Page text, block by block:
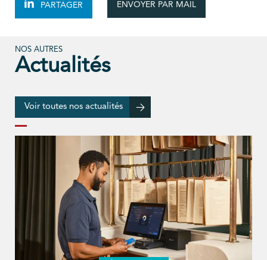
PARTAGER ENVOYER PAR MAIL
NOS AUTRES
Actualités
Voir toutes nos actualités